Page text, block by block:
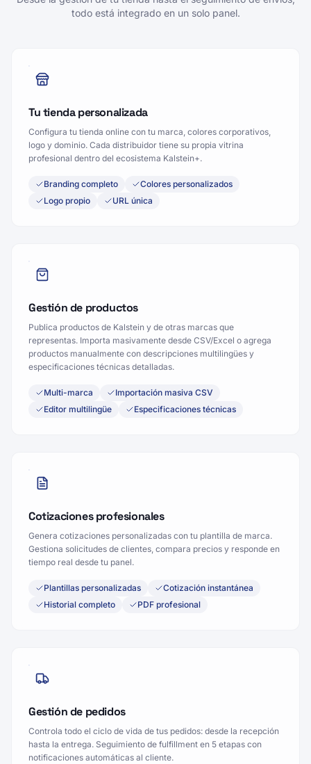
todo está integrado en un solo panel.
Tu tienda personalizada
Configura tu tienda online con tu marca, colores corporativos,
logo y dominio. Cada distribuidor tiene su propia vitrina
profesional dentro del ecosistema Kalstein+.
Branding completo
Colores personalizados
Logo propio
URL única
Gestión de productos
Publica productos de Kalstein y de otras marcas que
representas. Importa masivamente desde CSV/Excel o agrega
productos manualmente con descripciones multilingües y
especificaciones técnicas detalladas.
Multi-marca
Importación masiva CSV
Editor multilingüe
Especificaciones técnicas
Cotizaciones profesionales
Genera cotizaciones personalizadas con tu plantilla de marca.
Gestiona solicitudes de clientes, compara precios y responde en
tiempo real desde tu panel.
Plantillas personalizadas
Cotización instantánea
Historial completo
PDF profesional
Gestión de pedidos
Controla todo el ciclo de vida de tus pedidos: desde la recepción
hasta la entrega. Seguimiento de fulfillment en 5 etapas con
notificaciones automáticas al cliente.